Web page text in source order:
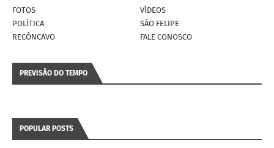
FOTOS
VÍDEOS
POLÍTICA
SÃO FELIPE
RECÔNCAVO
FALE CONOSCO
PREVISÃO DO TEMPO
POPULAR POSTS